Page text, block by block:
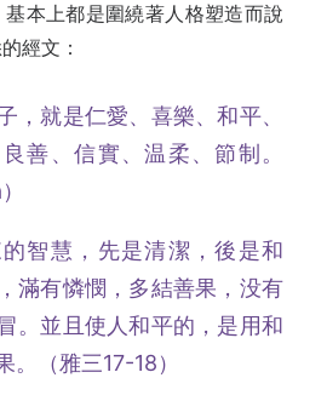
本上都是圍繞著人格塑造而說
經文：
，就是仁愛、喜樂、和平、
善、信實、温柔、節制。
智慧，先是清潔，後是和
滿有憐憫，多結善果，没有
。並且使人和平的，是用和
。（雅三17-18）